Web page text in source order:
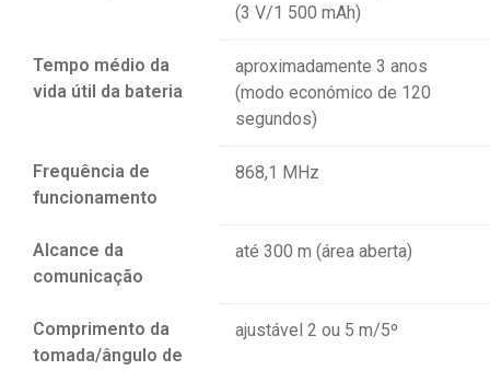
(3 V/1 500 mAh)
Tempo médio da
vida útil da bateria
aproximadamente 3 anos
(modo económico de 120
segundos)
Frequência de
funcionamento
868,1 MHz
Alcance da
comunicação
até 300 m (área aberta)
Comprimento da
tomada/ângulo de
ajustável 2 ou 5 m/5º